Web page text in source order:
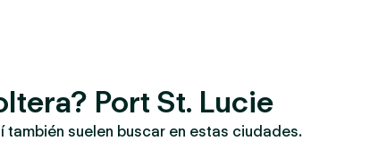
Port St. Lucie
también suelen buscar en estas ciudades.